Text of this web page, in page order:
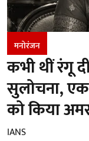
मनोरंजन
कभी थीं रंगू
सुलोचना,
को किया
IANS